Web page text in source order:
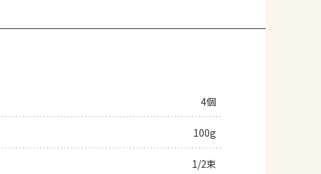
レシピ
4個
100g
1/2束